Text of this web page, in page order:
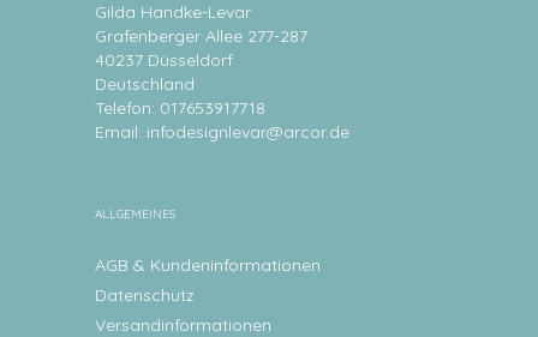
Gilda Handke-Levar
Grafenberger Allee 277-287
40237 Düsseldorf
Deutschland
Telefon: 017653917718
Email: infodesignlevar@arcor.de
ALLGEMEINES
AGB & Kundeninformationen
Datenschutz
Versandinformationen